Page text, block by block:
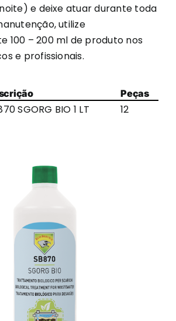
e deixe atuar durante toda
utilize
100 – 200 ml de produto nos
e profissionais.
Peças
SGORG BIO 1 LT 12